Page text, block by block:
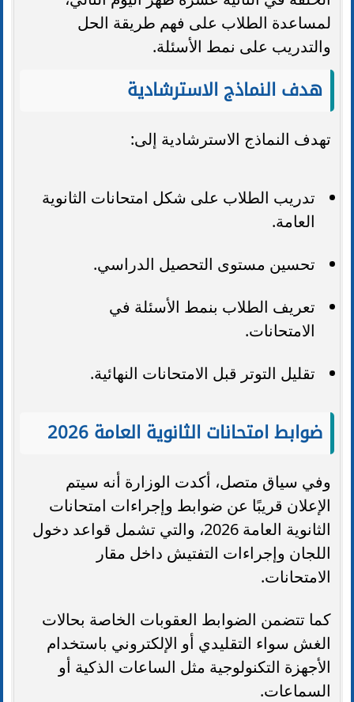
لمساعدة الطلاب على فهم طريقة الحل
والتدريب على نمط الأسئلة.
هدف النماذج الاسترشادية
تهدف النماذج الاسترشادية إلى:
تدريب الطلاب على شكل امتحانات الثانوية
العامة.
تحسين مستوى التحصيل الدراسي.
تعريف الطلاب بنمط الأسئلة في
الامتحانات.
تقليل التوتر قبل الامتحانات النهائية.
ضوابط امتحانات الثانوية العامة 2026
وفي سياق متصل، أكدت الوزارة أنه سيتم
الإعلان قريبًا عن ضوابط وإجراءات امتحانات
الثانوية العامة 2026، والتي تشمل قواعد دخول
اللجان وإجراءات التفتيش داخل مقار
الامتحانات.
كما تتضمن الضوابط العقوبات الخاصة بحالات
الغش سواء التقليدي أو الإلكتروني باستخدام
الأجهزة التكنولوجية مثل الساعات الذكية أو
السماعات.